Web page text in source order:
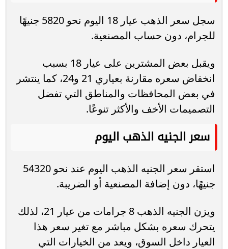
سجل سعر الذهب عيار 18 اليوم نحو 5820 جنيهًا
للجرام، دون حساب المصنعية.
ويقبل بعض المشترين على عيار 18 بسبب
انخفاض سعره مقارنة بعياري 21 و24، كما ينتشر
في بعض المحافظات والمناطق التي تفضل
التصميمات الأخف والأكثر تنوعًا.
سعر الجنيه الذهب اليوم
استقر سعر الجنيه الذهب اليوم عند نحو 54320
جنيهًا، دون إضافة المصنعية أو الضريبة.
ويزن الجنيه الذهب 8 جرامات من عيار 21، لذلك
يتحرك سعره بشكل مباشر مع تغير سعر هذا
العيار داخل السوق، ويعد من الخيارات التي